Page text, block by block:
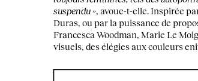
suspendu », avoue-t-elle. Inspirée
Duras, ou par la puissance de
Francesca Woodman, Marie Le
visuels, des élégies aux couleurs